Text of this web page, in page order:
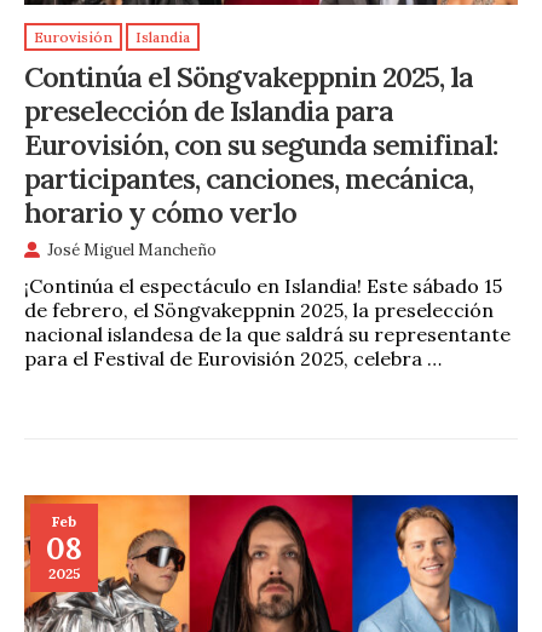
Eurovisión Islandia
Continúa el Söngvakeppnin 2025, la
preselección de Islandia para
Eurovisión, con su segunda semifinal:
participantes, canciones, mecánica,
horario y cómo verlo
José Miguel Mancheño
¡Continúa el espectáculo en Islandia! Este sábado 15
de febrero, el Söngvakeppnin 2025, la preselección
nacional islandesa de la que saldrá su representante
para el Festival de Eurovisión 2025, celebra …
Feb
08
2025